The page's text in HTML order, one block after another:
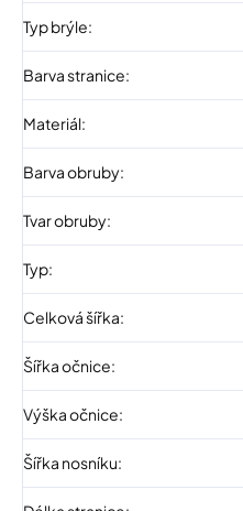
Typ brýle:
Barva stranice:
Materiál:
Barva obruby:
Tvar obruby:
Typ:
Celková šířka:
Šířka očnice:
Výška očnice:
Šířka nosníku: